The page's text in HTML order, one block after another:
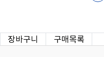
장바구니 구매목록